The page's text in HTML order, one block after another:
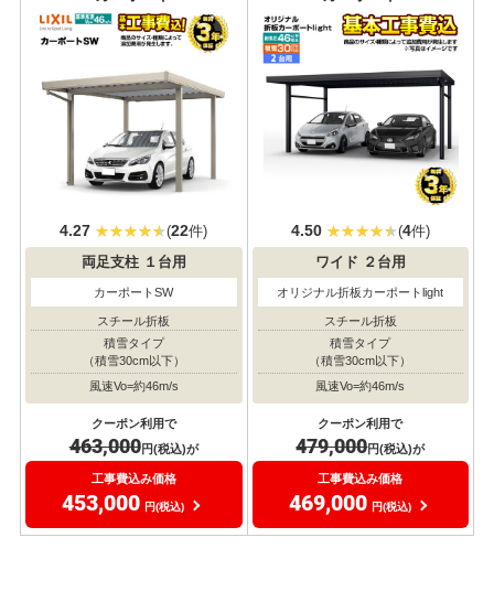
4.27 (22件)
両足支柱 １台用
カーポートSW
スチール折板
積雪タイプ
（積雪30cm以下）
風速Vo=約46m/s
クーポン利用で
463,000円(税込)が
工事費込み価格
453,000 円(税込)
4.50 (4件)
ワイド ２台用
オリジナル折板カーポートlight
スチール折板
積雪タイプ
（積雪30cm以下）
風速Vo=約46m/s
クーポン利用で
479,000円(税込)が
工事費込み価格
469,000 円(税込)